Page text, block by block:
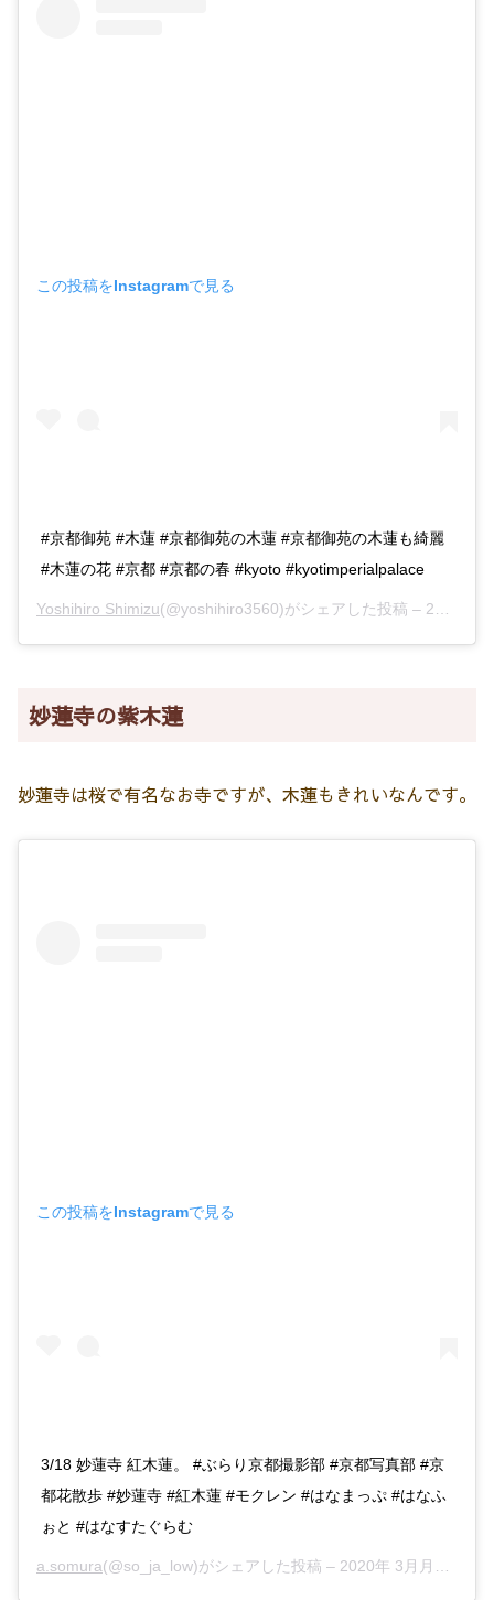
この投稿をInstagramで見る
#京都御苑 #木蓮 #京都御苑の木蓮 #京都御苑の木蓮も綺麗
#木蓮の花 #京都 #京都の春 #kyoto #kyotimperialpalace
Yoshihiro Shimizu(@yoshihiro3560)がシェアした投稿 – 2020年 3月月20日午後1時34分PDT
妙蓮寺の紫木蓮
妙蓮寺は桜で有名なお寺ですが、木蓮もきれいなんです。
この投稿をInstagramで見る
3/18 妙蓮寺 紅木蓮。 #ぶらり京都撮影部 #京都写真部 #京
都花散歩 #妙蓮寺 #紅木蓮 #モクレン #はなまっぷ #はなふ
ぉと #はなすたぐらむ
a.somura(@so_ja_low)がシェアした投稿 – 2020年 3月月23日午後11時09分PDT